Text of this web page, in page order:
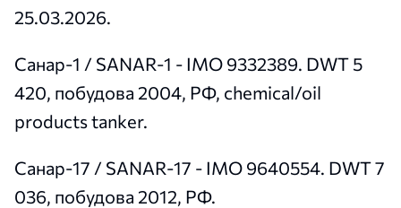
25.03.2026.
Санар-1 / SANAR-1 - IMO 9332389. DWT 5
420, побудова 2004, РФ, chemical/oil
products tanker.
Санар-17 / SANAR-17 - IMO 9640554. DWT 7
036, побудова 2012, РФ.